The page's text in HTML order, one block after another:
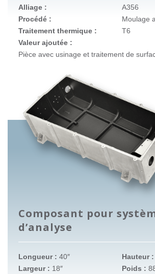
Alliage :
A356
Procédé :
Moulage
Traitement thermique :
T6
Valeur ajoutée :
Pièce avec usinage et traitement de
Composant pour
d’analyse
Longueur : 40″ Hauteur :
Largeur : 18″ Poids :